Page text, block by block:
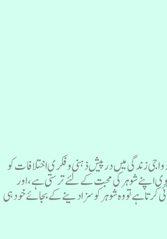
زندگی میں درپیش ذہنی وفکری اختلافات کو
اپنے شوہر کی محبت کے لئے ترستی ہے، اور
ہے تو وہ شوہر کو سزا دینے کے بجائے خود ہی